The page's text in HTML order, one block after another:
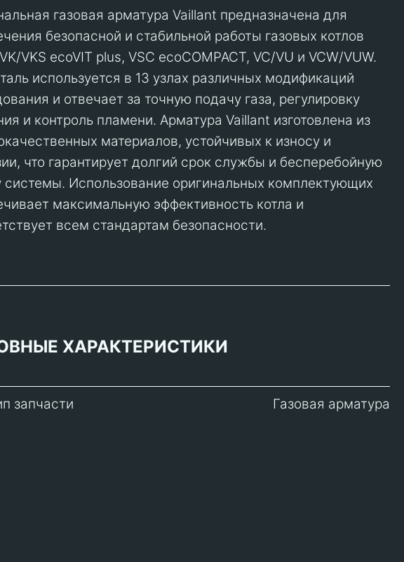
газовая арматура Vaillant предназначена для
безопасной и стабильной работы газовых котлов
VKS ecoVIT plus, VSC ecoCOMPACT, VC/VU и VCW/VUW.
используется в 13 узлах различных модификаций
и отвечает за точную подачу газа, регулировку
и контроль пламени. Арматура Vaillant изготовлена из
материалов, устойчивых к износу и
что гарантирует долгий срок службы и бесперебойную
системы. Использование оригинальных комплектующих
максимальную эффективность котла и
всем стандартам безопасности.
ХАРАКТЕРИСТИКИ
запчасти Газовая арматура